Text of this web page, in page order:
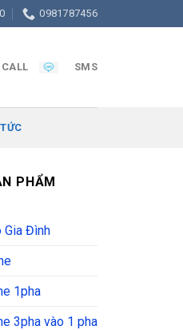
0981787456
CALL SMS
PHẨM
Gia Đình
1pha
3pha vào 1 pha